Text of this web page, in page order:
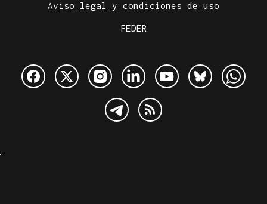
Aviso legal y condiciones de uso
FEDER